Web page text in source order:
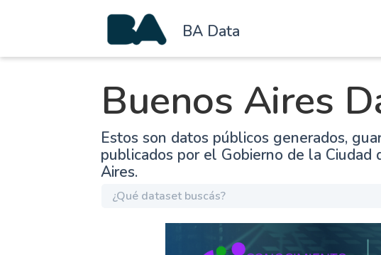
BA Data
Buenos Aires
Estos son datos públicos generados,
publicados por el Gobierno de la Ciudad
Aires.